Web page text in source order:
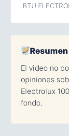
BTU
El video no
opiniones
Electrolux
fondo.